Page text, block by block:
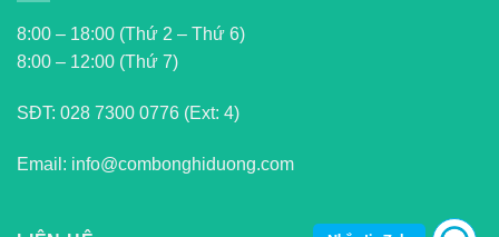
8:00 – 18:00 (Thứ 2 – Thứ 6)
8:00 – 12:00 (Thứ 7)
SĐT: 028 7300 0776 (Ext: 4)
Email: info@combonghiduong.com